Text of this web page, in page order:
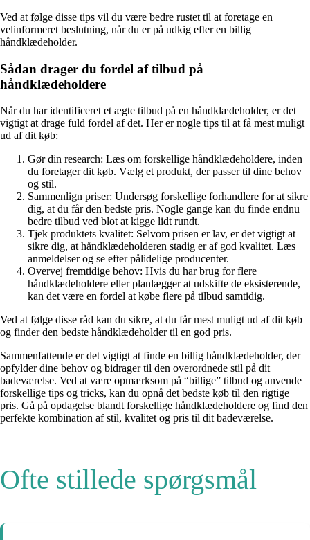
Ved at følge disse tips vil du være bedre rustet til at foretage en
velinformeret beslutning, når du er på udkig efter en billig
håndklædeholder.
Sådan drager du fordel af tilbud på
håndklædeholdere
Når du har identificeret et ægte tilbud på en håndklædeholder, er det
vigtigt at drage fuld fordel af det. Her er nogle tips til at få mest muligt
ud af dit køb:
Gør din research: Læs om forskellige håndklædeholdere, inden
du foretager dit køb. Vælg et produkt, der passer til dine behov
og stil.
Sammenlign priser: Undersøg forskellige forhandlere for at sikre
dig, at du får den bedste pris. Nogle gange kan du finde endnu
bedre tilbud ved blot at kigge lidt rundt.
Tjek produktets kvalitet: Selvom prisen er lav, er det vigtigt at
sikre dig, at håndklædeholderen stadig er af god kvalitet. Læs
anmeldelser og se efter pålidelige producenter.
Overvej fremtidige behov: Hvis du har brug for flere
håndklædeholdere eller planlægger at udskifte de eksisterende,
kan det være en fordel at købe flere på tilbud samtidig.
Ved at følge disse råd kan du sikre, at du får mest muligt ud af dit køb
og finder den bedste håndklædeholder til en god pris.
Sammenfattende er det vigtigt at finde en billig håndklædeholder, der
opfylder dine behov og bidrager til den overordnede stil på dit
badeværelse. Ved at være opmærksom på “billige” tilbud og anvende
forskellige tips og tricks, kan du opnå det bedste køb til den rigtige
pris. Gå på opdagelse blandt forskellige håndklædeholdere og find den
perfekte kombination af stil, kvalitet og pris til dit badeværelse.
Ofte stillede spørgsmål